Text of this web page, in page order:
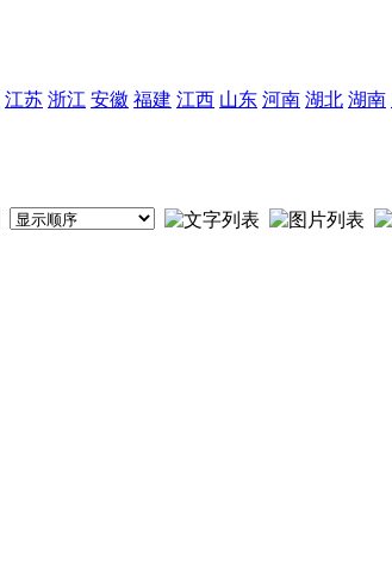
江苏 浙江 安徽 福建 江西 山东 河南 湖北 湖南